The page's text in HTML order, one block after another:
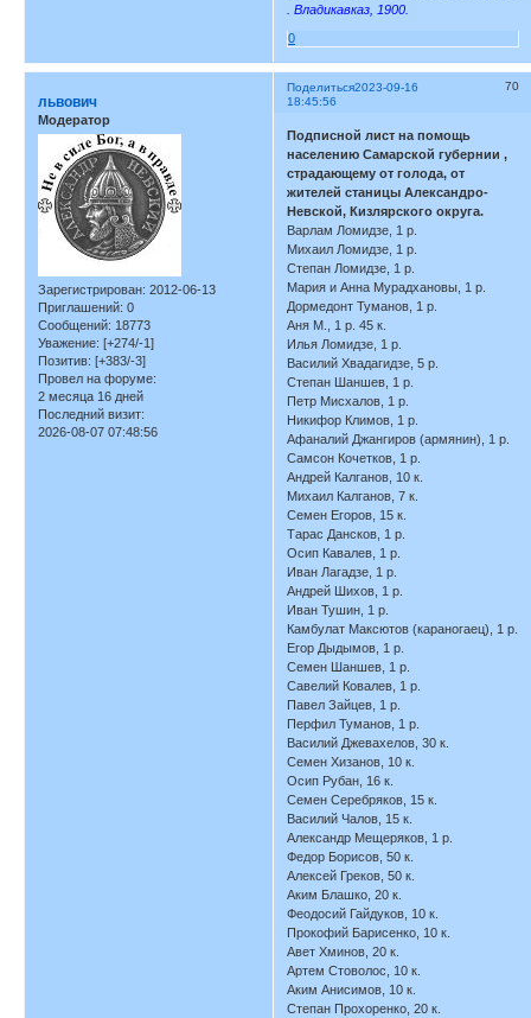
. Владикавказ, 1900.
0
Поделиться 70
2023-09-16
18:45:56
львович
Модератор
Зарегистрирован: 2012-06-13
Приглашений: 0
Сообщений: 18773
Уважение: [+274/-1]
Позитив: [+383/-3]
Провел на форуме:
2 месяца 16 дней
Последний визит:
2026-08-07 07:48:56
Подписной лист на помощь
населению Самарской губернии ,
страдающему от голода, от
жителей станицы Александро-
Невской, Кизлярского округа.
Варлам Ломидзе, 1 р.
Михаил Ломидзе, 1 р.
Степан Ломидзе, 1 р.
Мария и Анна Мурадхановы, 1 р.
Дормедонт Туманов, 1 р.
Аня М., 1 р. 45 к.
Илья Ломидзе, 1 р.
Василий Хвадагидзе, 5 р.
Степан Шаншев, 1 р.
Петр Мисхалов, 1 р.
Никифор Климов, 1 р.
Афаналий Джангиров (армянин), 1 р.
Самсон Кочетков, 1 р.
Андрей Калганов, 10 к.
Михаил Калганов, 7 к.
Семен Егоров, 15 к.
Тарас Дансков, 1 р.
Осип Кавалев, 1 р.
Иван Лагадзе, 1 р.
Андрей Шихов, 1 р.
Иван Тушин, 1 р.
Камбулат Максютов (караногаец), 1 р.
Егор Дыдымов, 1 р.
Семен Шаншев, 1 р.
Савелий Ковалев, 1 р.
Павел Зайцев, 1 р.
Перфил Туманов, 1 р.
Василий Джевахелов, 30 к.
Семен Хизанов, 10 к.
Осип Рубан, 16 к.
Семен Серебряков, 15 к.
Василий Чалов, 15 к.
Александр Мещеряков, 1 р.
Федор Борисов, 50 к.
Алексей Греков, 50 к.
Аким Блашко, 20 к.
Феодосий Гайдуков, 10 к.
Прокофий Барисенко, 10 к.
Авет Хминов, 20 к.
Артем Стоволос, 10 к.
Аким Анисимов, 10 к.
Степан Прохоренко, 20 к.